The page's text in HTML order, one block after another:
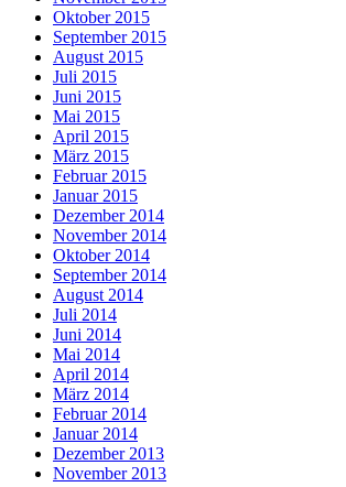
Oktober 2015
September 2015
August 2015
Juli 2015
Juni 2015
Mai 2015
April 2015
März 2015
Februar 2015
Januar 2015
Dezember 2014
November 2014
Oktober 2014
September 2014
August 2014
Juli 2014
Juni 2014
Mai 2014
April 2014
März 2014
Februar 2014
Januar 2014
Dezember 2013
November 2013